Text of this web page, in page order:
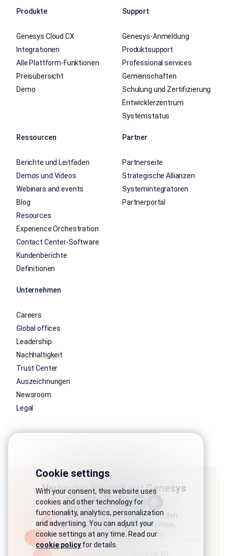
Produkte
Genesys Cloud CX
Integrationen
Alle Plattform-Funktionen
Preisübersicht
Demo
Support
Genesys-Anmeldung
Produktsupport
Professional services
Gemeinschaften
Schulung und Zertifizierung
Entwicklerzentrum
Systemstatus
Ressourcen
Berichte und Leitfäden
Demos und Videos
Webinars and events
Blog
Resources
Experience Orchestration
Contact Center-Software
Kundenberichte
Definitionen
Partner
Partnerseite
Strategische Allianzen
Systemintegratoren
Partnerportal
Unternehmen
Careers
Global offices
Leadership
Nachhaltigkeit
Trust Center
Auszeichnungen
Newsroom
Legal
Verbinden Sie sich mit Genesys
Bleiben Sie auf dem Laufenden mit den
neuesten Artikeln, Branchenberichten,
Produktaktualisierungen und mehr.
Newsletter abonnieren
Cookie settings
With your consent, this website uses
cookies and other technology for
functionality, analytics, personalization
and advertising. You can adjust your
cookie settings at any time. Read our
cookie policy for details.